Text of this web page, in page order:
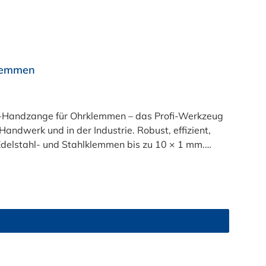
für Ohrklemmen – das Profi-Werkzeug
und in der Industrie. Robust, effizient,
jeder Anwendung.